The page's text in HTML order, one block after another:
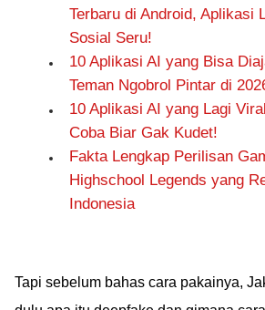
Terbaru di Android, Aplikasi
Sosial Seru!
10 Aplikasi AI yang Bisa
Teman Ngobrol Pintar di
10 Aplikasi AI yang Lagi
Coba Biar Gak Kudet!
Fakta Lengkap Perilisan
Highschool Legends yang
Indonesia
Tapi sebelum bahas cara pakainya,